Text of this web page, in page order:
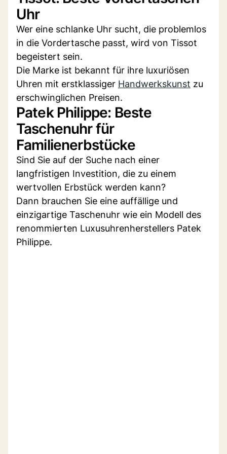
Uhr
Wer eine schlanke Uhr sucht, die problemlos
in die Vordertasche passt, wird von Tissot
begeistert sein.
Die Marke ist bekannt für ihre luxuriösen
Uhren mit erstklassiger Handwerkskunst zu
erschwinglichen Preisen.
Patek Philippe: Beste
Taschenuhr für
Familienerbstücke
Sind Sie auf der Suche nach einer
langfristigen Investition, die zu einem
wertvollen Erbstück werden kann?
Dann brauchen Sie eine auffällige und
einzigartige Taschenuhr wie ein Modell des
renommierten Luxusuhrenherstellers Patek
Philippe.